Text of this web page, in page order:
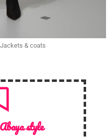
& coats
Abaya style